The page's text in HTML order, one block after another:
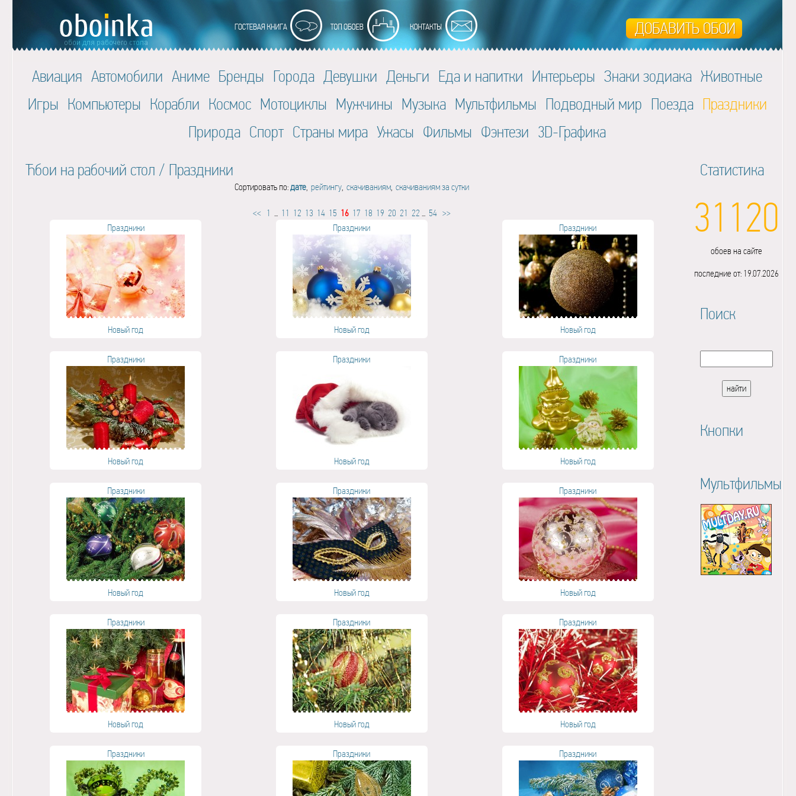
Авиация Автомобили Аниме Бренды Города Девушки Деньги Еда и напитки Интерьеры Знаки зодиака Животные
Игры Компьютеры Корабли Космос Мотоциклы Мужчины Музыка Мультфильмы Подводный мир Поезда Праздники
Природа Спорт Страны мира Ужасы Фильмы Фэнтези 3D-Графика
Ћбои на рабочий стол / Праздники
Сортировать по:дате, рейтингу, скачиваниям, скачиваниям за сутки
<< 1 ... 11 12 13 14 15 16 17 18 19 20 21 22 ... 54 >>
Праздники
Новый год
Праздники
Новый год
Праздники
Новый год
Праздники
Новый год
Праздники
Новый год
Праздники
Новый год
Праздники
Новый год
Праздники
Новый год
Праздники
Новый год
Праздники
Новый год
Праздники
Новый год
Праздники
Новый год
Праздники Праздники Праздники
Статистика
31120
обоев на сайте
последние от: 19.07.2026
Поиск
Кнопки
Мультфильмы